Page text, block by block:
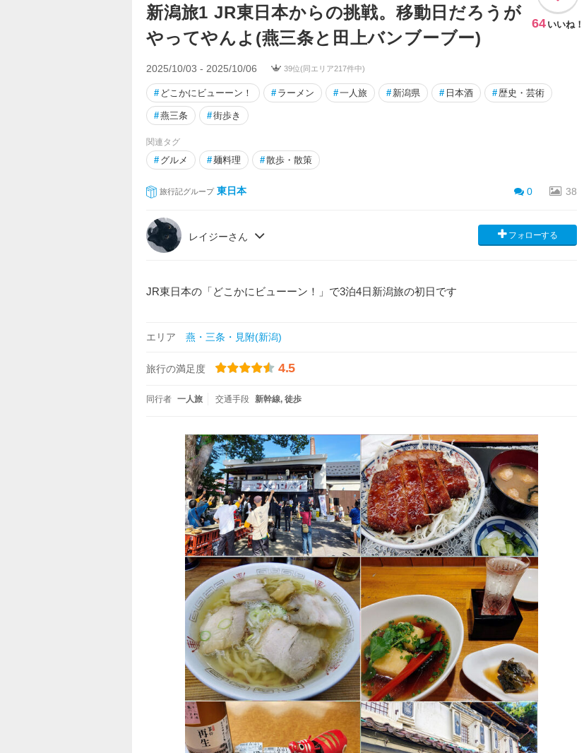
新潟旅1 JR東日本からの挑戦。移動日だろうが
やってやんよ(燕三条と田上バンブーブー)
64 いいね！
2025/10/03 - 2025/10/06 39位(同エリア217件中)
# どこかにビューーン！ # ラーメン #一人旅 # 新潟県 # 日本酒 # 歴史・芸術
#燕三条 #街歩き
関連タグ
# グルメ #麺料理 #散歩・散策
旅行記グループ 東日本 0 38
レイジーさん フォローする
JR東日本の「どこかにビューーン！」で3泊4日新潟旅の初日です
エリア 燕・三条・見附(新潟)
旅行の満足度 4.5
同行者 一人旅 交通手段 新幹線 徒歩